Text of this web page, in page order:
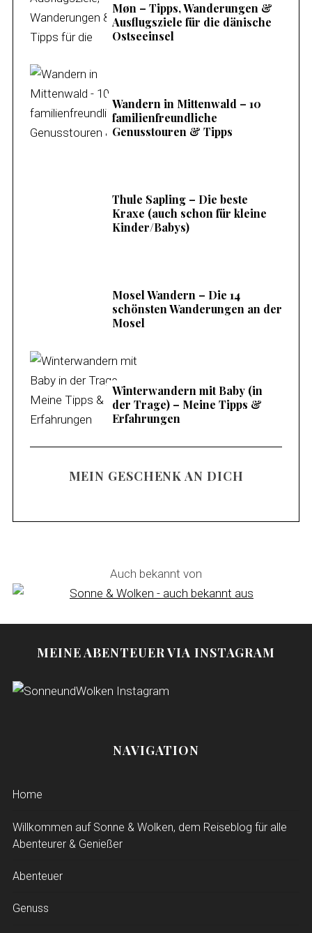
Møn – Tipps, Wanderungen &
Ausflugsziele für die dänische
Ostseeinsel
Wandern in Mittenwald – 10
familienfreundliche
Genusstouren & Tipps
Thule Sapling – Die beste
Kraxe (auch schon für kleine
Kinder/Babys)
Mosel Wandern – Die 14
schönsten Wanderungen an der
Mosel
Winterwandern mit Baby (in
der Trage) – Meine Tipps &
Erfahrungen
MEIN GESCHENK AN DICH
Auch bekannt von
MEINE ABENTEUER VIA INSTAGRAM
NAVIGATION
Home
Willkommen auf Sonne & Wolken, dem Reiseblog für alle
Abenteurer & Genießer
Abenteuer
Genuss